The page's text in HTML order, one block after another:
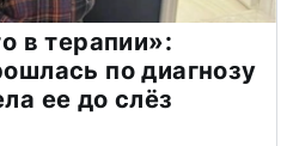
в терапии»:
по диагнозу
ее до слёз